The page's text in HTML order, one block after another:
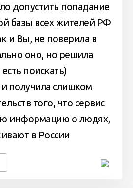
допустить попадание
базы всех жителей РФ
и Вы, не поверила в
оно, но решила
поискать)
и получила слишком
того, что сервис
информацию о людях,
в России